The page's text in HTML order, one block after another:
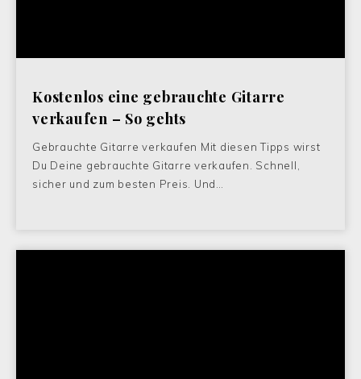
Kostenlos eine gebrauchte Gitarre
verkaufen – So gehts
Gebrauchte Gitarre verkaufen Mit diesen Tipps wirst
Du Deine gebrauchte Gitarre verkaufen. Schnell,
sicher und zum besten Preis. Und…